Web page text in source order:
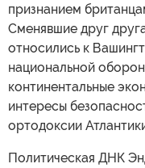
признанием
Сменявшие друг
относились к
национальной
континентальные
интересы
ортодоксии
Политическая ДНК